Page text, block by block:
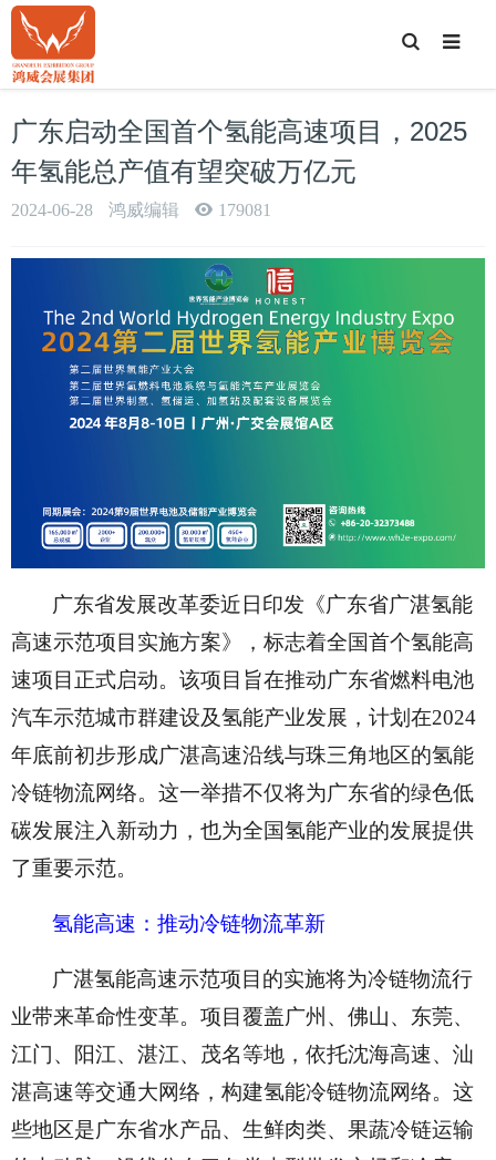
T
o
g
广东启动全国首个氢能高速项目，2025
年氢能总产值有望突破万亿元
2024-06-28 鸿威编辑 179081
广东省发展改革委近日印发《广东省广湛氢能
高速示范项目实施方案》，标志着全国首个氢能高
速项目正式启动。该项目旨在推动广东省燃料电池
汽车示范城市群建设及氢能产业发展，计划在2024
年底前初步形成广湛高速沿线与珠三角地区的氢能
冷链物流网络。这一举措不仅将为广东省的绿色低
碳发展注入新动力，也为全国氢能产业的发展提供
了重要示范。
氢能高速：推动冷链物流革新
广湛氢能高速示范项目的实施将为冷链物流行
业带来革命性变革。项目覆盖广州、佛山、东莞、
江门、阳江、湛江、茂名等地，依托沈海高速、汕
湛高速等交通大网络，构建氢能冷链物流网络。这
些地区是广东省水产品、生鲜肉类、果蔬冷链运输